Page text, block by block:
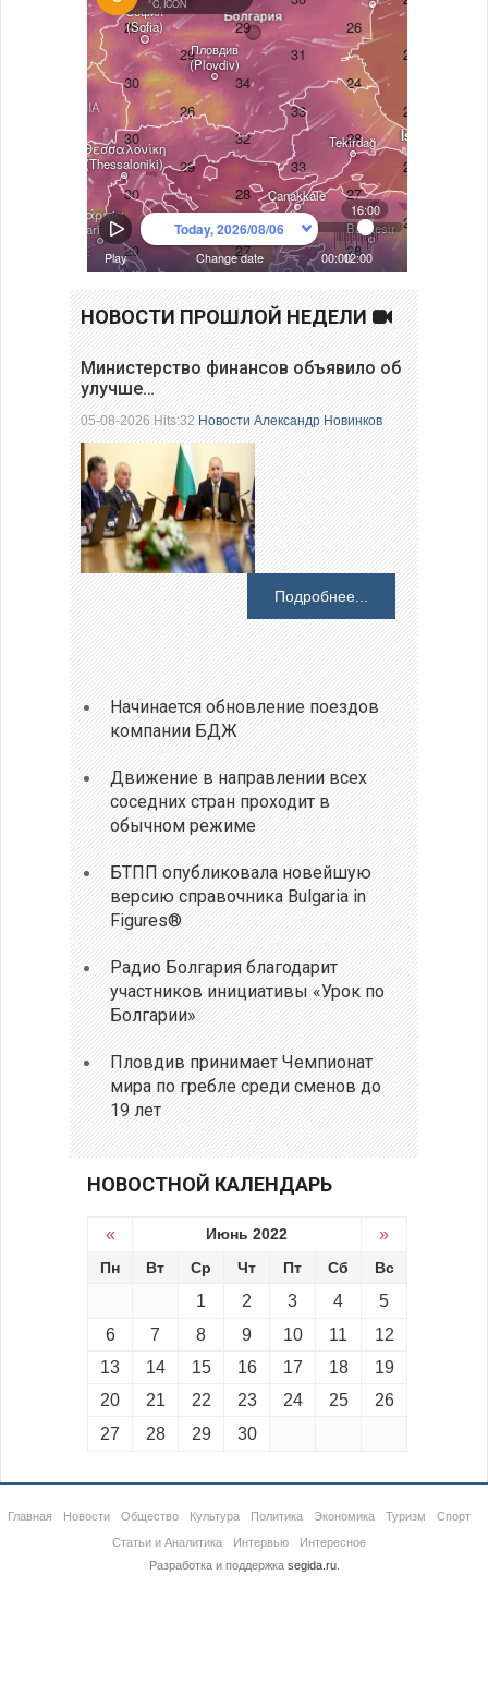
НОВОСТИ ПРОШЛОЙ НЕДЕЛИ
Министерство финансов объявило об
улучше…
05-08-2026 Hits:32Новости Александр Новинков
Подробнее...
Начинается обновление поездов
компании БДЖ
Движение в направлении всех
соседних стран проходит в
обычном режиме
БТПП опубликовала новейшую
версию справочника Bulgaria in
Figures®
Радио Болгария благодарит
участников инициативы «Урок по
Болгарии»
Пловдив принимает Чемпионат
мира по гребле среди сменов до
19 лет
НОВОСТНОЙ КАЛЕНДАРЬ
« Июнь 2022 »
Пн Вт Ср Чт Пт Сб Вс
1 2 3 4
5
6
7 8 9 10 11
12
13
14 15 16 17 18
19
20
21 22 23 24 25
26
27
28 29 30
Главная Новости Общество Культура Политика Экономика Туризм
Спорт
Статьи и Аналитика
Интервью
Интересное
Разработка и поддержка segida.ru.